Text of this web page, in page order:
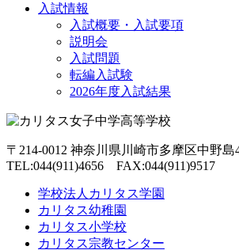
入試情報
入試概要・入試要項
説明会
入試問題
転編入試験
2026年度入試結果
〒214-0012 神奈川県川崎市多摩区中野
TEL:044(911)4656 FAX:044(911)9517
学校法人カリタス学園
カリタス幼稚園
カリタス小学校
カリタス宗教センター